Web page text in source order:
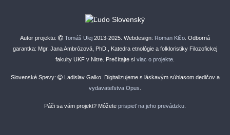
Autor projektu: Tomáš Ulej 2013-2025. Webdesign: Roman Klčo . Odborná
garantka: Mgr. Jana Ambrózová, PhD., Katedra etnológie a folkloristiky Filozofickej
fakulty UKF v Nitre. Prečítajte si viac o projekte
Slovenské Spevy:
Ladislav Galko. Digitalizujeme s láskavým súhlasom dedičov a
vydavateľstva Opus
Páči sa vám projekt? Môžete prispieť na jeho prevádzku